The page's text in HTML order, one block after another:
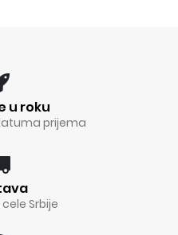
u roku
prijema
Srbije